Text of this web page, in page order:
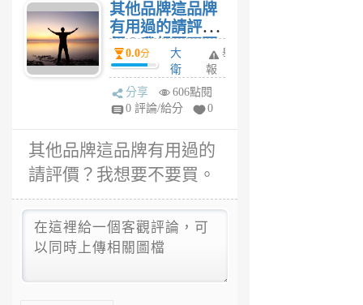
其他品牌這品牌
有用過的請評
價？我想要不要
買。
0.0分
大
衛
3
年
舉
報
分享
606點閱
0 評論/給分
0
其他品牌這品牌有用過的
請評價？我想要不要買。